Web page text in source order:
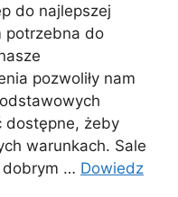
do najlepszej
potrzebna do
pozwoliły nam
dostępne, żeby
warunkach. Sale
dobrym … Dowiedz